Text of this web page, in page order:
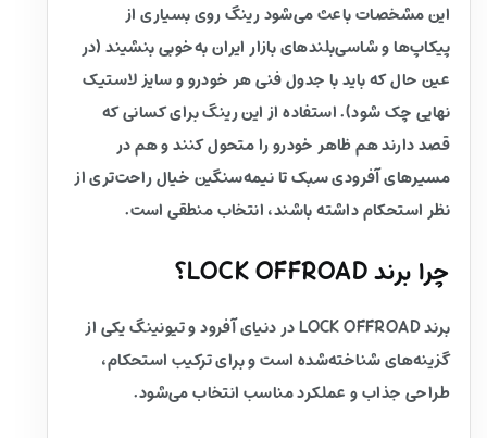
این مشخصات باعث می‌شود رینگ روی بسیاری از
پیکاپ‌ها و شاسی‌بلندهای بازار ایران به‌خوبی بنشیند (در
عین حال که باید با جدول فنی هر خودرو و سایز لاستیک
نهایی چک شود). استفاده از این رینگ برای کسانی که
قصد دارند هم ظاهر خودرو را متحول کنند و هم در
مسیرهای آفرودی سبک تا نیمه‌سنگین خیال راحت‌تری از
نظر استحکام داشته باشند، انتخاب منطقی است.
چرا برند LOCK OFFROAD؟
برند LOCK OFFROAD در دنیای آفرود و تیونینگ یکی از
گزینه‌های شناخته‌شده است و برای ترکیب استحکام،
طراحی جذاب و عملکرد مناسب انتخاب می‌شود.